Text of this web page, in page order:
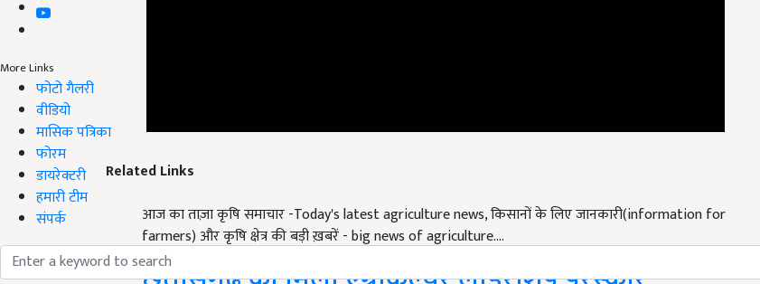
More Links
फोटो गैलरी
वीडियो
मासिक पत्रिका
फोरम
डायरेक्टरी
हमारी टीम
संपर्क
farmers) और कृषि क्षेत्र की बड़ी ख़बरें - big news of agriculture.…
छतीसगढ़ को मिला एग्रीकल्चर लीडरशिप पुरस्कार